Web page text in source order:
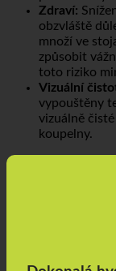
průtok vody
Zdraví:
obzvláště
množí ve
způsobit
toto riziko
Vizuální
vypouštěny
vizuálně